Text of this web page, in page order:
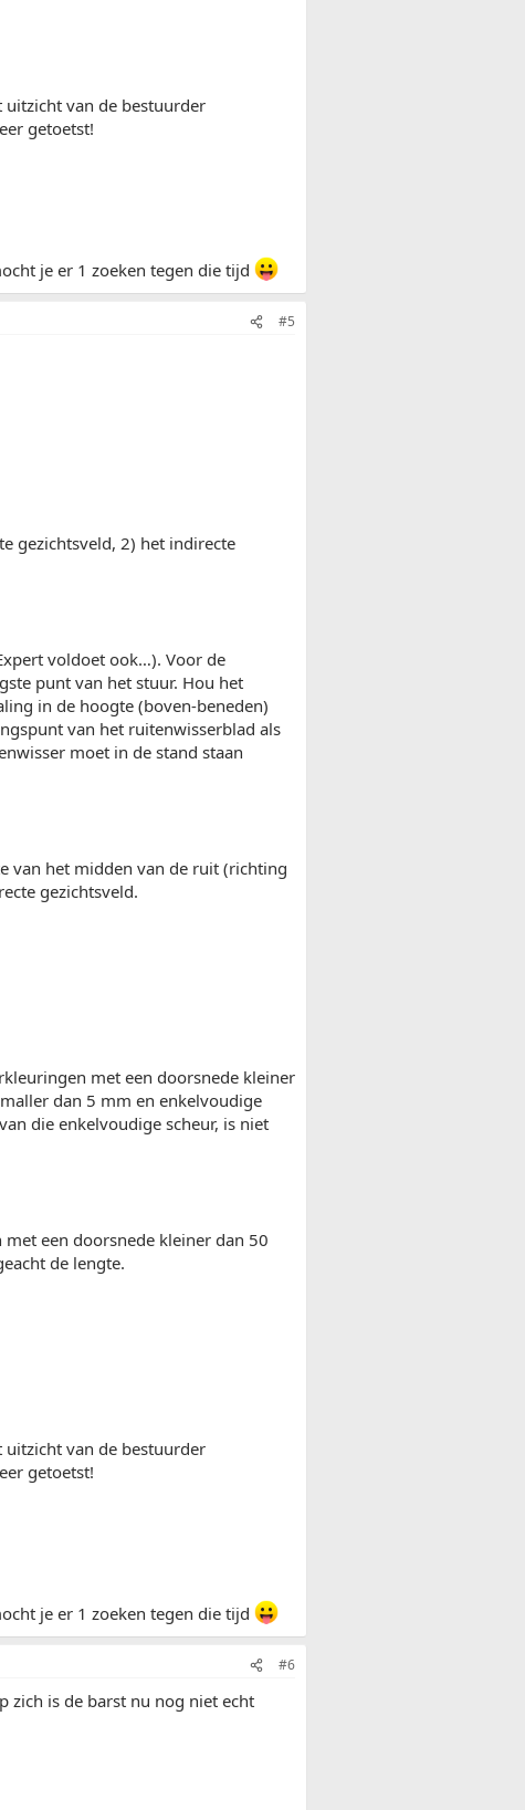
van de bestuurder
getoetst!
je er 1 zoeken tegen die tijd
#5
gezichtsveld, 2) het indirecte
voldoet ook…). Voor de
punt van het stuur. Hou het
in de hoogte (boven-beneden)
van het ruitenwisserblad als
moet in de stand staan
van het midden van de ruit (richting
gezichtsveld.
met een doorsnede kleiner
dan 5 mm en enkelvoudige
die enkelvoudige scheur, is niet
een doorsnede kleiner dan 50
de lengte.
van de bestuurder
getoetst!
je er 1 zoeken tegen die tijd
#6
zich is de barst nu nog niet echt